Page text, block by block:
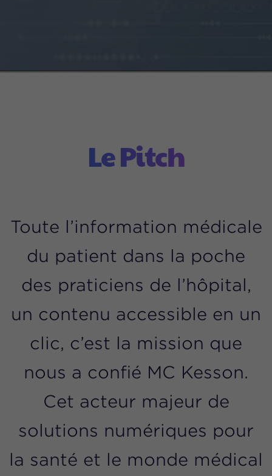
Le Pitch
Toute l’information médicale
du patient dans la poche
des praticiens de l’hôpital,
un contenu accessible en un
clic, c’est la mission que
nous a confié MC Kesson.
Cet acteur majeur de
solutions numériques pour
la santé et le monde médical